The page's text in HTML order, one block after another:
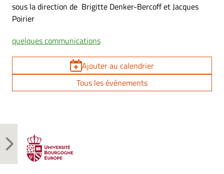
sous la direction de Brigitte Denker-Bercoff et Jacques
Poirier
quelques communications
Ajouter au calendrier
Tous les événements